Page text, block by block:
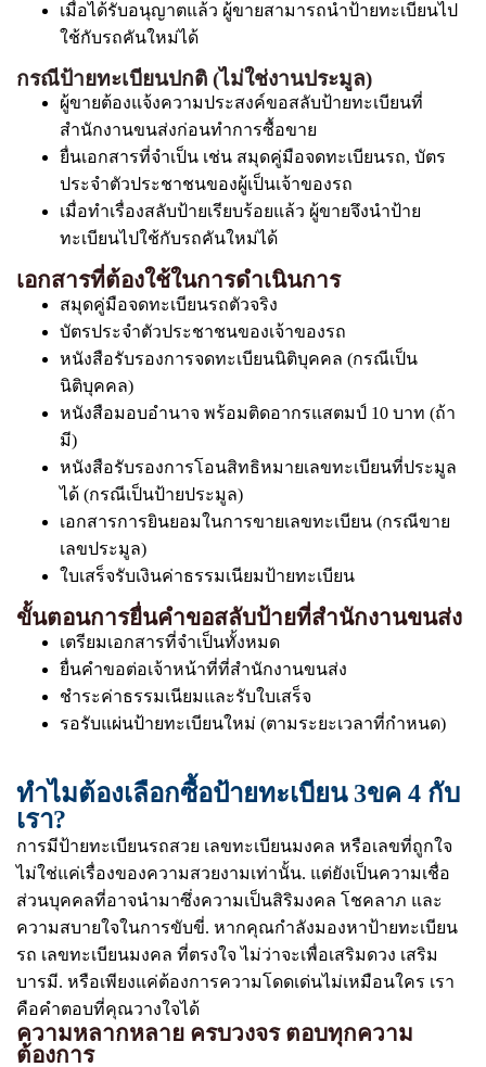
เมื่อได้รับอนุญาตแล้ว ผู้ขายสามารถนำป้ายทะเบียนไป
ใช้กับรถคันใหม่ได้
กรณีป้ายทะเบียนปกติ (ไม่ใช่งานประมูล)
ผู้ขายต้องแจ้งความประสงค์ขอสลับป้ายทะเบียนที่
สำนักงานขนส่งก่อนทำการซื้อขาย
ยื่นเอกสารที่จำเป็น เช่น สมุดคู่มือจดทะเบียนรถ, บัตร
ประจำตัวประชาชนของผู้เป็นเจ้าของรถ
เมื่อทำเรื่องสลับป้ายเรียบร้อยแล้ว ผู้ขายจึงนำป้าย
ทะเบียนไปใช้กับรถคันใหม่ได้
เอกสารที่ต้องใช้ในการดำเนินการ
สมุดคู่มือจดทะเบียนรถตัวจริง
บัตรประจำตัวประชาชนของเจ้าของรถ
หนังสือรับรองการจดทะเบียนนิติบุคคล (กรณีเป็น
นิติบุคคล)
หนังสือมอบอำนาจ พร้อมติดอากรแสตมป์ 10 บาท (ถ้า
มี)
หนังสือรับรองการโอนสิทธิหมายเลขทะเบียนที่ประมูล
ได้ (กรณีเป็นป้ายประมูล)
เอกสารการยินยอมในการขายเลขทะเบียน (กรณีขาย
เลขประมูล)
ใบเสร็จรับเงินค่าธรรมเนียมป้ายทะเบียน
ขั้นตอนการยื่นคำขอสลับป้ายที่สำนักงานขนส่ง
เตรียมเอกสารที่จำเป็นทั้งหมด
ยื่นคำขอต่อเจ้าหน้าที่ที่สำนักงานขนส่ง
ชำระค่าธรรมเนียมและรับใบเสร็จ
รอรับแผ่นป้ายทะเบียนใหม่ (ตามระยะเวลาที่กำหนด)
ทำไมต้องเลือกซื้อป้ายทะเบียน 3ขค 4 กับ
เรา?
การมีป้ายทะเบียนรถสวย เลขทะเบียนมงคล หรือเลขที่ถูกใจ
ไม่ใช่แค่เรื่องของความสวยงามเท่านั้น. แต่ยังเป็นความเชื่อ
ส่วนบุคคลที่อาจนำมาซึ่งความเป็นสิริมงคล โชคลาภ และ
ความสบายใจในการขับขี่. หากคุณกำลังมองหาป้ายทะเบียน
รถ เลขทะเบียนมงคล ที่ตรงใจ ไม่ว่าจะเพื่อเสริมดวง เสริม
บารมี. หรือเพียงแค่ต้องการความโดดเด่นไม่เหมือนใคร เรา
คือคำตอบที่คุณวางใจได้
ความหลากหลาย ครบวงจร ตอบทุกความ
ต้องการ